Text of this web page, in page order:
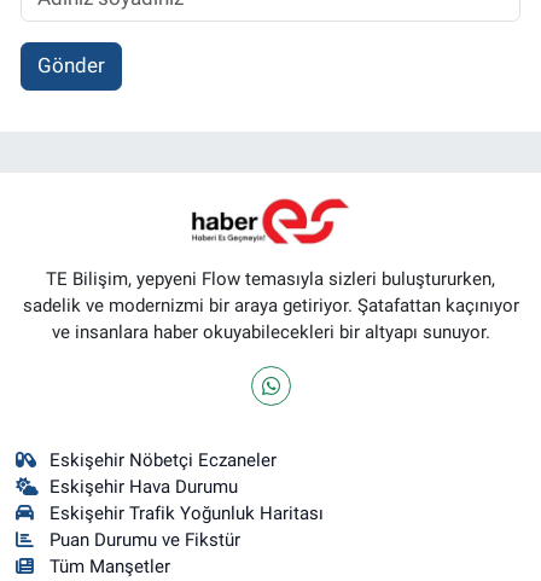
Gönder
TE Bilişim, yepyeni Flow temasıyla sizleri buluştururken,
sadelik ve modernizmi bir araya getiriyor. Şatafattan kaçınıyor
ve insanlara haber okuyabilecekleri bir altyapı sunuyor.
Eskişehir Nöbetçi Eczaneler
Eskişehir Hava Durumu
Eskişehir Trafik Yoğunluk Haritası
Puan Durumu ve Fikstür
Tüm Manşetler